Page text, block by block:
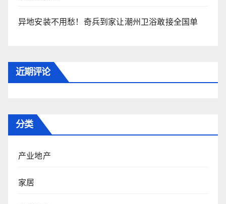
异地安装不用愁！奇兵到家让潮州卫浴敢接全国单
近期评论
分类
产业地产
家居